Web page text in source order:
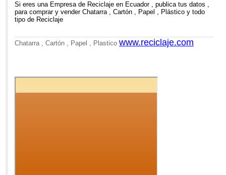
Si eres una Empresa de Reciclaje en Ecuador , publica tus datos ,
para comprar y vender Chatarra , Cartón , Papel , Plástico y todo
tipo de Reciclaje
Chatarra , Cartón , Papel , Plasticowww.reciclaje.com